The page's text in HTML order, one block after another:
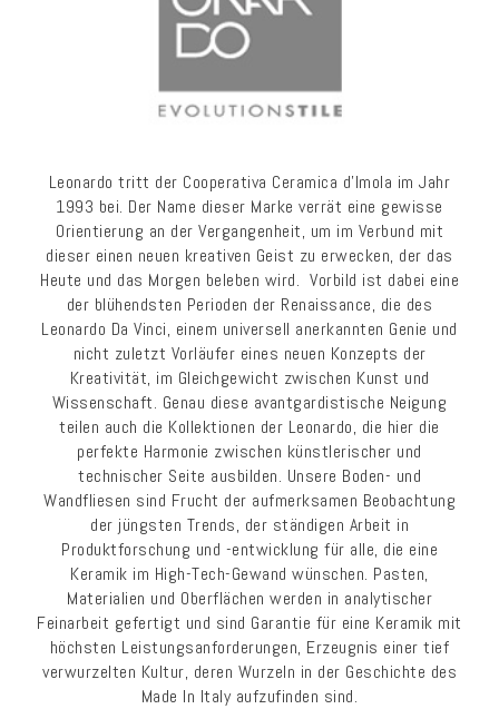
Leonardo tritt der Cooperativa Ceramica d’Imola im Jahr
1993 bei. Der Name dieser Marke verrät eine gewisse
Orientierung an der Vergangenheit, um im Verbund mit
dieser einen neuen kreativen Geist zu erwecken, der das
Heute und das Morgen beleben wird. Vorbild ist dabei eine
der blühendsten Perioden der Renaissance, die des
Leonardo Da Vinci, einem universell anerkannten Genie und
nicht zuletzt Vorläufer eines neuen Konzepts der
Kreativität, im Gleichgewicht zwischen Kunst und
Wissenschaft. Genau diese avantgardistische Neigung
teilen auch die Kollektionen der Leonardo, die hier die
perfekte Harmonie zwischen künstlerischer und
technischer Seite ausbilden. Unsere Boden- und
Wandfliesen sind Frucht der aufmerksamen Beobachtung
der jüngsten Trends, der ständigen Arbeit in
Produktforschung und -entwicklung für alle, die eine
Keramik im High-Tech-Gewand wünschen. Pasten,
Materialien und Oberflächen werden in analytischer
Feinarbeit gefertigt und sind Garantie für eine Keramik mit
höchsten Leistungsanforderungen, Erzeugnis einer tief
verwurzelten Kultur, deren Wurzeln in der Geschichte des
Made In Italy aufzufinden sind.